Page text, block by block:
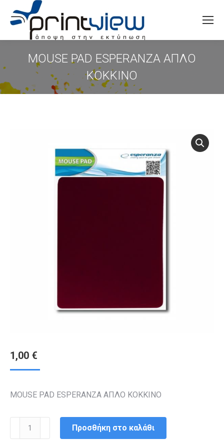
Search:
MOUSE PAD ESPERANZA ΑΠΛΟ
ΚΟΚΚΙΝΟ
You are here:
1,00 €
MOUSE PAD ESPERANZA ΑΠΛΟ ΚΟΚΚΙΝΟ
MOUSE
PAD
Προσθήκη στο καλάθι